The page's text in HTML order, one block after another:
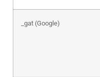
_gat (Google)